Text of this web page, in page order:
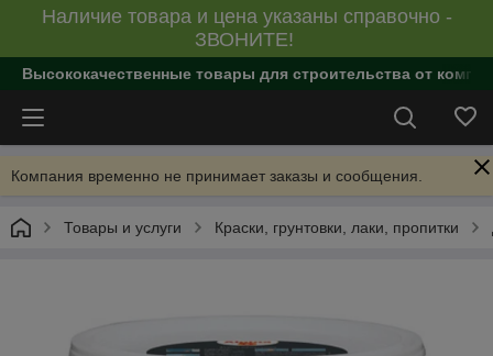
Наличие товара и цена указаны справочно -
ЗВОНИТЕ!
Высококачественные товары для строительства от
Компания временно не принимает заказы и сообщения.
Товары и услуги Краски, грунтовки, лаки, пропитки